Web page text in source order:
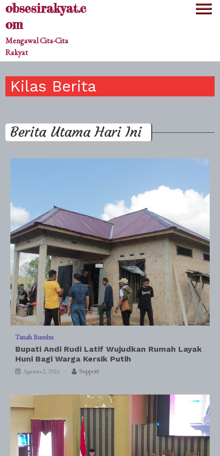
Skipobsesirakyat.c
om
Mengawal Cita-Cita
Rakyat
Kilas Berita
Berita Utama Hari Ini
Tanah Bumbu
Bupati Andi Rudi Latif Wujudkan Rumah Layak
Huni Bagi Warga Kersik Putih
Agustus 2, 2026 Support